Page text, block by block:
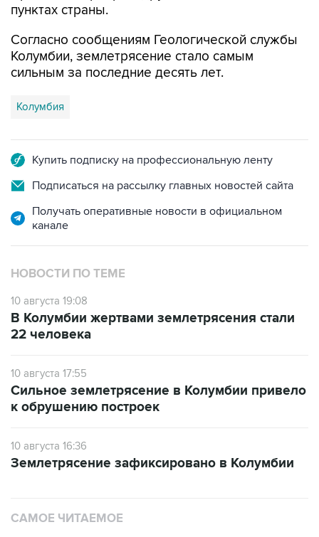
пунктах страны.
Согласно сообщениям Геологической службы
Колумбии, землетрясение стало самым
сильным за последние десять лет.
Колумбия
Купить подписку на профессиональную ленту
Подписаться на рассылку главных новостей сайта
Получать оперативные новости в официальном
канале
НОВОСТИ ПО ТЕМЕ
10 августа 19:08
В Колумбии жертвами землетрясения стали
22 человека
10 августа 17:55
Сильное землетрясение в Колумбии привело
к обрушению построек
10 августа 16:36
Землетрясение зафиксировано в Колумбии
САМОЕ ЧИТАЕМОЕ